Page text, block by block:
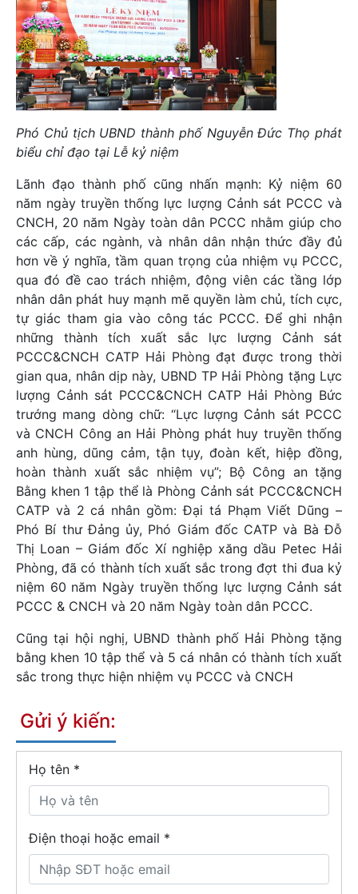
Phó Chủ tịch UBND thành phố Nguyễn Đức Thọ phát
biểu chỉ đạo tại Lễ kỷ niệm
Lãnh đạo thành phố cũng nhấn mạnh: Kỷ niệm 60
năm ngày truyền thống lực lượng Cảnh sát PCCC và
CNCH, 20 năm Ngày toàn dân PCCC nhằm giúp cho
các cấp, các ngành, và nhân dân nhận thức đầy đủ
hơn về ý nghĩa, tầm quan trọng của nhiệm vụ PCCC,
qua đó đề cao trách nhiệm, động viên các tầng lớp
nhân dân phát huy mạnh mẽ quyền làm chủ, tích cực,
tự giác tham gia vào công tác PCCC. Để ghi nhận
những thành tích xuất sắc lực lượng Cảnh sát
PCCC&CNCH CATP Hải Phòng đạt được trong thời
gian qua, nhân dịp này, UBND TP Hải Phòng tặng Lực
lượng Cảnh sát PCCC&CNCH CATP Hải Phòng Bức
trướng mang dòng chữ: “Lực lượng Cảnh sát PCCC
và CNCH Công an Hải Phòng phát huy truyền thống
anh hùng, dũng cảm, tận tụy, đoàn kết, hiệp đồng,
hoàn thành xuất sắc nhiệm vụ”; Bộ Công an tặng
Bằng khen 1 tập thể là Phòng Cảnh sát PCCC&CNCH
CATP và 2 cá nhân gồm: Đại tá Phạm Viết Dũng –
Phó Bí thư Đảng ủy, Phó Giám đốc CATP và Bà Đỗ
Thị Loan – Giám đốc Xí nghiệp xăng dầu Petec Hải
Phòng, đã có thành tích xuất sắc trong đợt thi đua kỷ
niệm 60 năm Ngày truyền thống lực lượng Cảnh sát
PCCC & CNCH và 20 năm Ngày toàn dân PCCC.
Cũng tại hội nghị, UBND thành phố Hải Phòng tặng
bằng khen 10 tập thể và 5 cá nhân có thành tích xuất
sắc trong thực hiện nhiệm vụ PCCC và CNCH
Gửi ý kiến:
Họ tên *
Điện thoại hoặc email *